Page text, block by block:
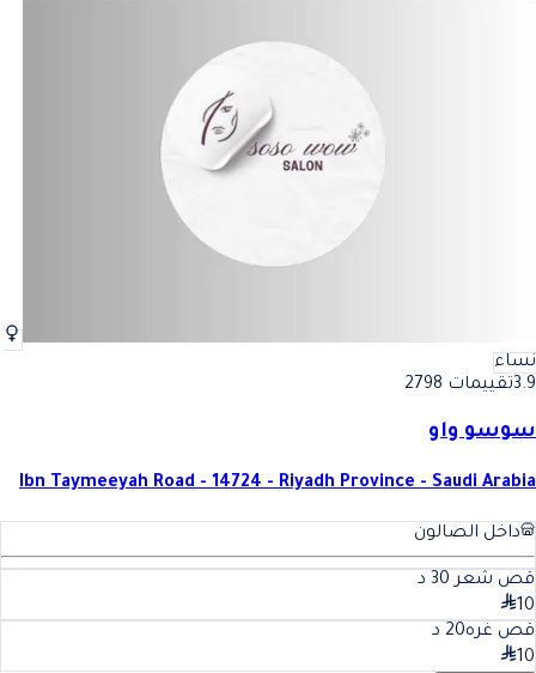
نساء
3.9تقييمات 2798
سوسو واو
Ibn Taymeeyah Road - 14724 - Riyadh Province - Saudi Arabia
داخل الصالون
قص شعر 30 د
10
قص غره20 د
10